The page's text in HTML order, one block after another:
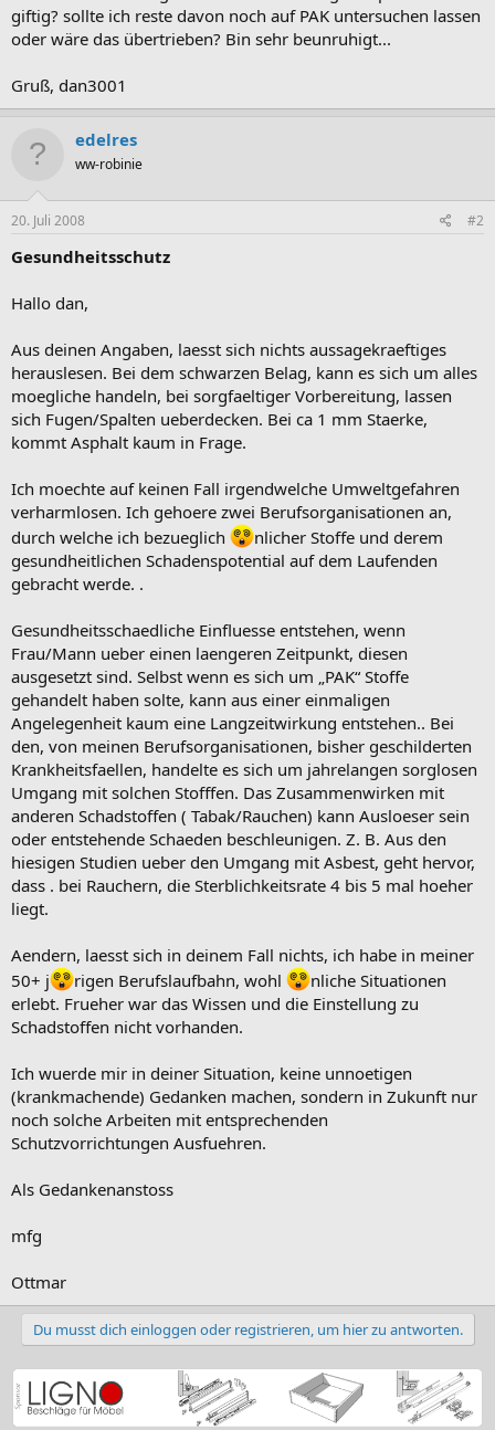
giftig? sollte ich reste davon noch auf PAK untersuchen lassen
oder wäre das übertrieben? Bin sehr beunruhigt...
Gruß, dan3001
edelres
ww-robinie
20. Juli 2008 #2
Gesundheitsschutz
Hallo dan,
Aus deinen Angaben, laesst sich nichts aussagekraeftiges
herauslesen. Bei dem schwarzen Belag, kann es sich um alles
moegliche handeln, bei sorgfaeltiger Vorbereitung, lassen
sich Fugen/Spalten ueberdecken. Bei ca 1 mm Staerke,
kommt Asphalt kaum in Frage.
Ich moechte auf keinen Fall irgendwelche Umweltgefahren
verharmlosen. Ich gehoere zwei Berufsorganisationen an,
durch welche ich bezueglich
nlicher Stoffe und derem
gesundheitlichen Schadenspotential auf dem Laufenden
gebracht werde. .
Gesundheitsschaedliche Einfluesse entstehen, wenn
Frau/Mann ueber einen laengeren Zeitpunkt, diesen
ausgesetzt sind. Selbst wenn es sich um „PAK“ Stoffe
gehandelt haben solte, kann aus einer einmaligen
Angelegenheit kaum eine Langzeitwirkung entstehen.. Bei
den, von meinen Berufsorganisationen, bisher geschilderten
Krankheitsfaellen, handelte es sich um jahrelangen sorglosen
Umgang mit solchen Stofffen. Das Zusammenwirken mit
anderen Schadstoffen ( Tabak/Rauchen) kann Ausloeser sein
oder entstehende Schaeden beschleunigen. Z. B. Aus den
hiesigen Studien ueber den Umgang mit Asbest, geht hervor,
dass . bei Rauchern, die Sterblichkeitsrate 4 bis 5 mal hoeher
liegt.
Aendern, laesst sich in deinem Fall nichts, ich habe in meiner
50+ j
rigen Berufslaufbahn, wohl
nliche Situationen
erlebt. Frueher war das Wissen und die Einstellung zu
Schadstoffen nicht vorhanden.
Ich wuerde mir in deiner Situation, keine unnoetigen
(krankmachende) Gedanken machen, sondern in Zukunft nur
noch solche Arbeiten mit entsprechenden
Schutzvorrichtungen Ausfuehren.
Als Gedankenanstoss
mfg
Ottmar
Du musst dich einloggen oder registrieren, um hier zu antworten.